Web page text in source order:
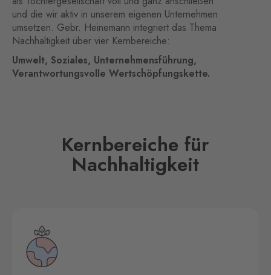
und die wir aktiv in unserem eigenen Unternehmen
umsetzen. Gebr. Heinemann integriert das Thema
Nachhaltigkeit über vier Kernbereiche:
Umwelt, Soziales, Unternehmensführung,
Verantwortungsvolle Wertschöpfungskette.
Kernbereiche für
Nachhaltigkeit